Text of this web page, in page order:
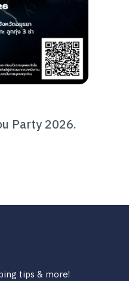
Party 2026.
tips & more!